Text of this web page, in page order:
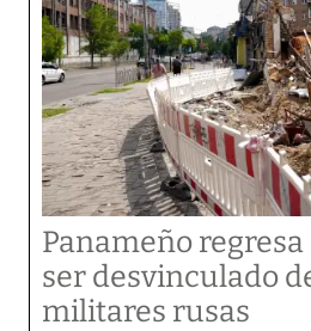
Panameño
ser desvinculado
militares rusas